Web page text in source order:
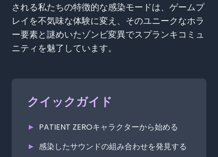
される私たちの特徴的な感染モードは、ゲームプ
レイを不気味な体験に変え、そのユニークなホラ
ー要素と謎めいたゾンビ変異でスプランキコミュ
ニティを魅了しています。
クイックガイド
► PATIENT ZEROキャラクターから始める
► 感染したサウンドの組み合わせを発見する